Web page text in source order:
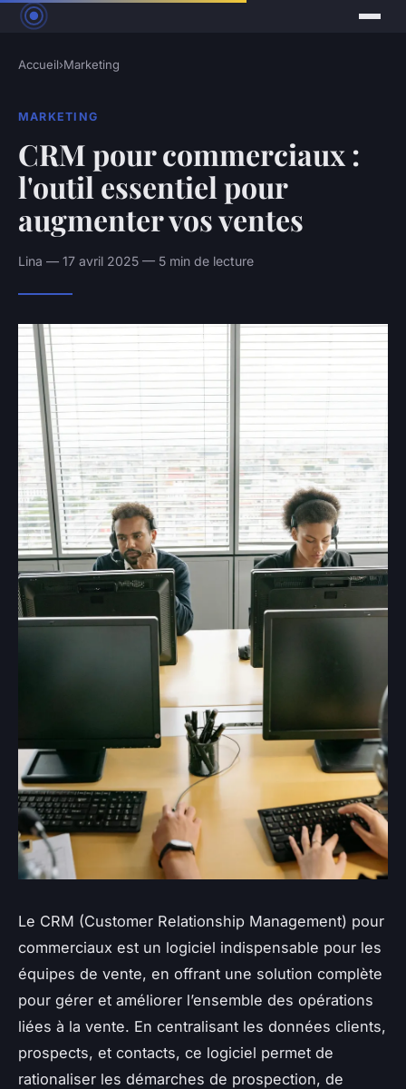
Accueil›Marketing
MARKETING
CRM pour commerciaux :
l'outil essentiel pour
augmenter vos ventes
Lina — 17 avril 2025 — 5 min de lecture
Le CRM (Customer Relationship Management) pour
commerciaux est un logiciel indispensable pour les
équipes de vente, en offrant une solution complète
pour gérer et améliorer l’ensemble des opérations
liées à la vente. En centralisant les données clients,
prospects, et contacts, ce logiciel permet de
rationaliser les démarches de prospection, de